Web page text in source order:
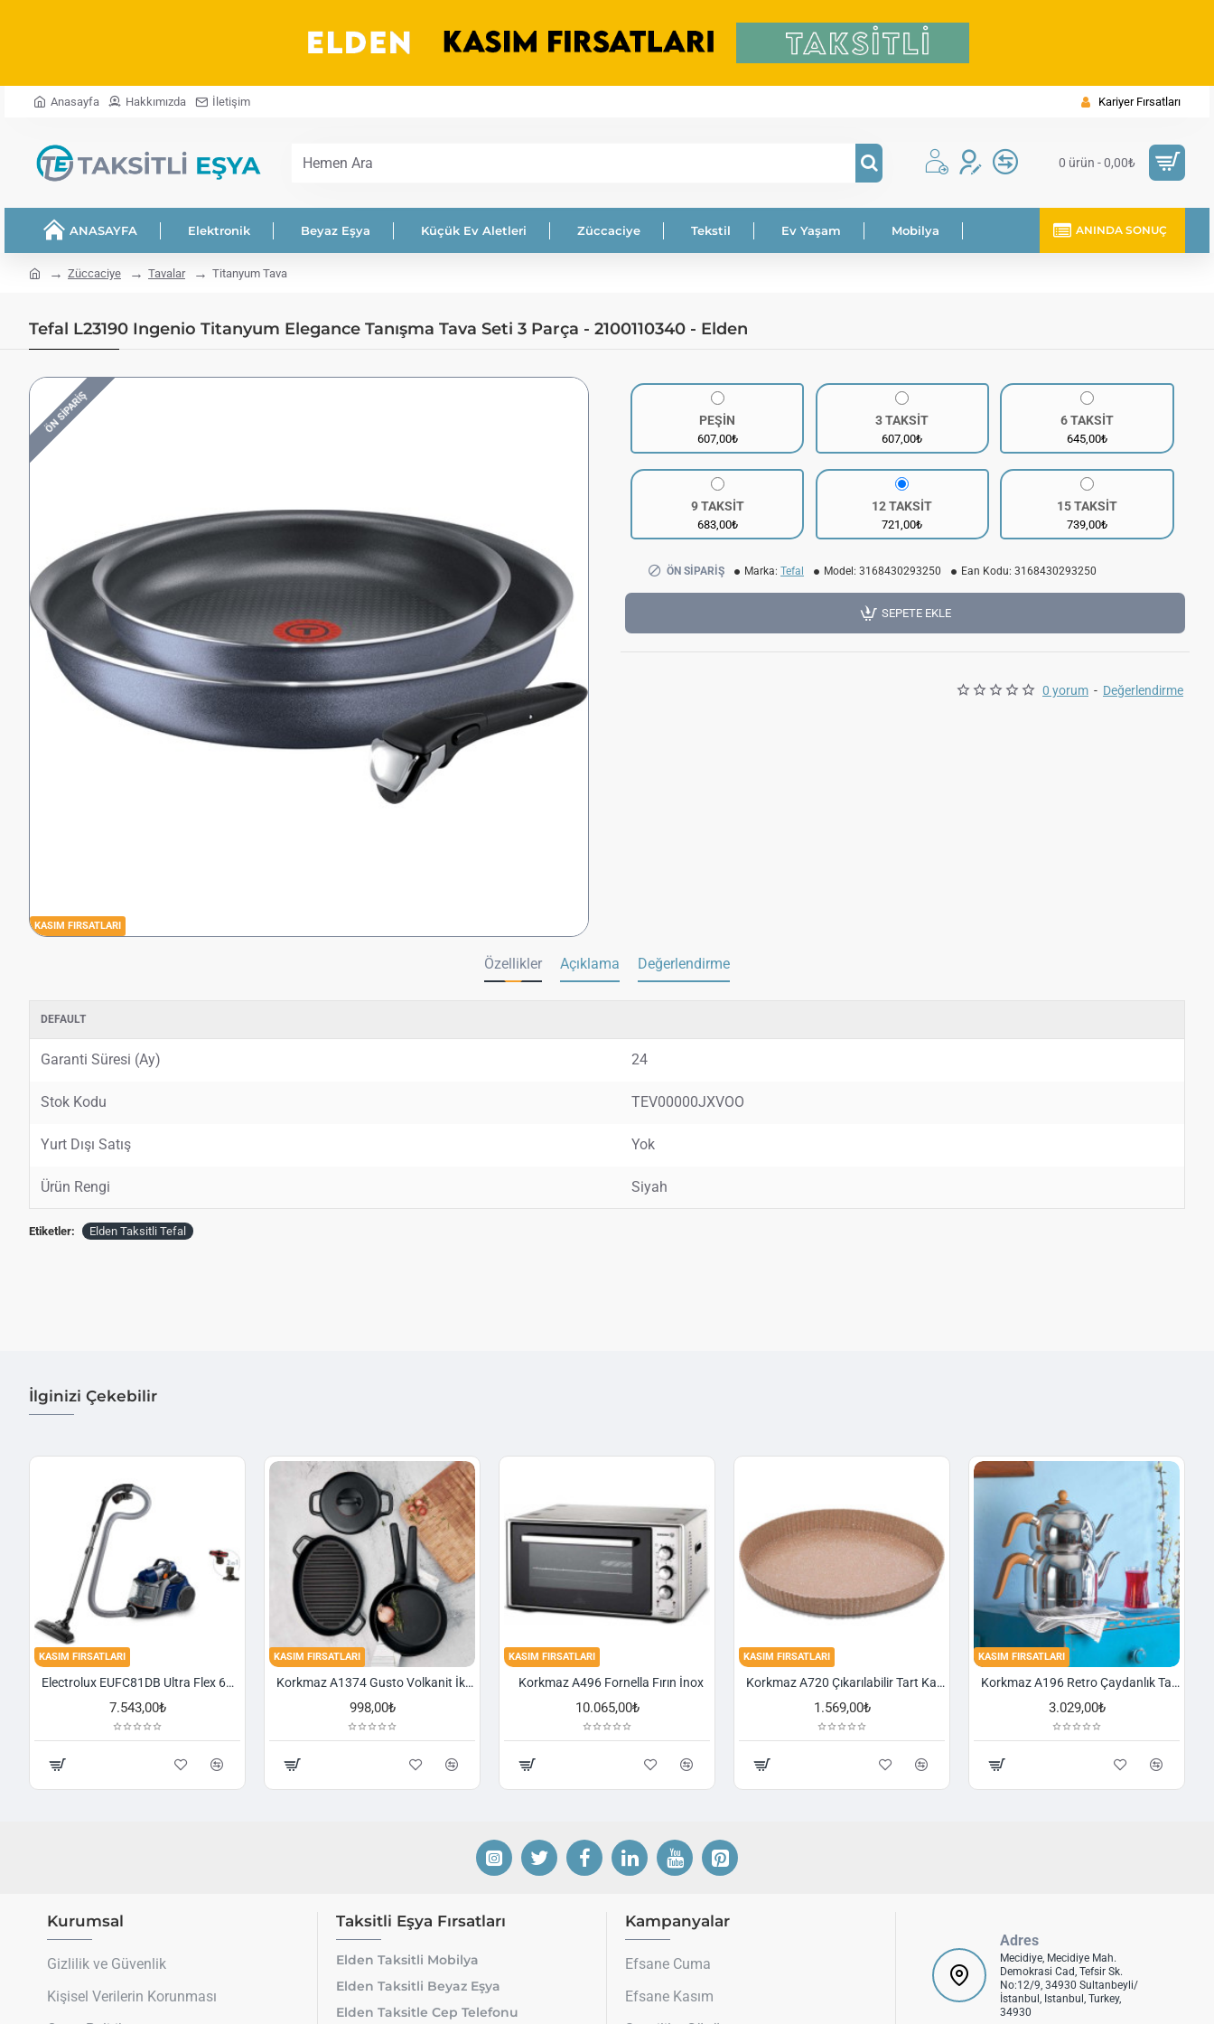
Anasayfa Hakkımızda İletişim Kariyer Fırsatları
Hemen
0 ürün - 0,00₺
ANASAYFA Elektronik Beyaz Eşya Küçük Ev Aletleri Züccaciye Tekstil Ev Yaşam Mobilya ANINDA SONUÇ
homeZüccaciye Tavalar Titanyum Tava
Tefal L23190 Ingenio Titanyum Elegance Tanışma Tava Seti 3 Parça - 2100110340 - Elden
KASIM FIRSATLARI
ÖN SIPARIŞ
0 yorum - Değerlendirme
PEŞİN
607,00₺
3 TAKSİT
607,00₺
6 TAKSİT
645,00₺
9 TAKSİT
683,00₺
12 TAKSİT
721,00₺
15 TAKSİT
739,00₺
ÖN SIPARIŞ Marka: Tefal Model: 3168430293250 Ean Kodu: 3168430293250
SEPETE EKLE
Özellikler Açıklama Değerlendirme
DEFAULT
Garanti Süresi (Ay) 24
Stok Kodu TEV00000JXVOO
Yurt Dışı Satış Yok
Ürün Rengi Siyah
Etiketler: Elden Taksitli Tefal
İlginizi Çekebilir
KASIM FIRSATLARI
Electrolux EUFC81DB Ultra Flex 650 W Toz Torbasız Süpürge
7.543,00₺
KASIM FIRSATLARI
Korkmaz A1374 Gusto Volkanit İki Kulplu Oval Tava
998,00₺
KASIM FIRSATLARI
Korkmaz A496 Fornella Fırın İnox
10.065,00₺
KASIM FIRSATLARI
Korkmaz A720 Çıkarılabilir Tart Kalıbı Granit 29,5 cm
1.569,00₺
KASIM FIRSATLARI
Korkmaz A196 Retro Çaydanlık Takımı
3.029,00₺
Kurumsal
Gizlilik ve Güvenlik
Kişisel Verilerin Korunması
Taksitli Eşya Fırsatları
Elden Taksitli Mobilya
Elden Taksitli Beyaz Eşya
Elden Taksitle Cep Telefonu
Kampanyalar
Efsane Cuma
Efsane Kasım
Adres
Mecidiye, Mecidiye Mah.
Demokrasi Cad, Tefsir Sk.
No:12/9, 34930 Sultanbeyli/
İstanbul, Istanbul, Turkey,
34930